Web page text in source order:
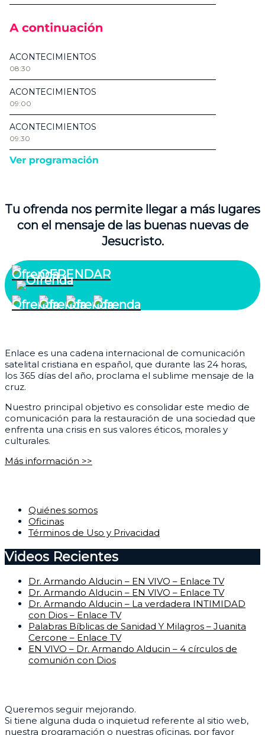
Tu ofrenda nos permite llegar a más lugares
con el mensaje de las buenas nuevas de
Jesucristo.
OFRENDAR
Enlace es una cadena internacional de comunicación
satelital cristiana en español, que durante las 24 horas,
los 365 días del año, proclama el sublime mensaje de la
cruz.
Nuestro principal objetivo es consolidar este medio de
comunicación para la restauración de una sociedad que
enfrenta una crisis en sus valores éticos, morales y
culturales.
Más información >>
Quiénes somos
Oficinas
Términos de Uso y Privacidad
Videos Recientes
Dr. Armando Alducin – EN VIVO – Enlace TV
Dr. Armando Alducin – EN VIVO – Enlace TV
Dr. Armando Alducin – La verdadera INTIMIDAD
con Dios – Enlace TV
Palabras Bíblicas de Sanidad Y Milagros – Juanita
Cercone – Enlace TV
EN VIVO – Dr. Armando Alducin – 4 círculos de
comunión con Dios
Queremos seguir mejorando.
Si tiene alguna duda o inquietud referente al sitio web,
nuestra programación o nuestras oficinas, por favor